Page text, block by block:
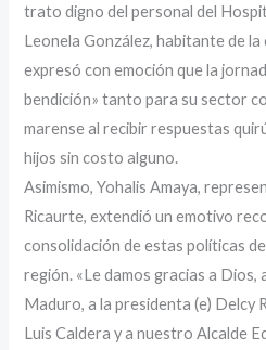
trato digno del personal del
Leonela González, habitante de
expresó con emoción que la
bendición» tanto para su sector
marense al recibir respuestas
hijos sin costo alguno.
Asimismo, Yohalis Amaya,
Ricaurte, extendió un emotivo
consolidación de estas políticas
región. «Le damos gracias a Dios,
Maduro, a la presidenta (e) Delcy
Luis Caldera y a nuestro Alcalde